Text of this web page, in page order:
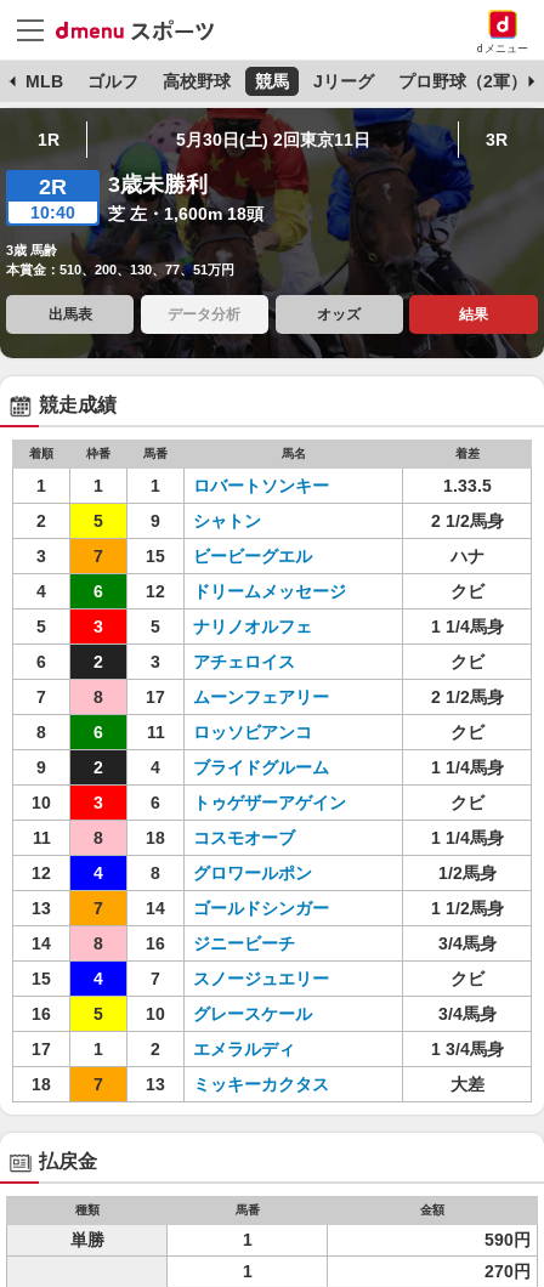
dメニュー
MLB ゴルフ 高校野球 競馬 Jリーグ プロ野球（2軍）
1R 5月30日(土) 2回東京11日 3R
2R
10:40
3歳未勝利
芝 左・1,600m 18頭
3歳 馬齢
本賞金：510、200、130、77、51万円
出馬表 データ分析 オッズ 結果
競走成績
着順 枠番 馬番 馬名 着差
1 1 1 ロバートソンキー
1.33.5
2
5 9 シャトン
2 1/2馬身
3
7 15 ビービーグエル
ハナ
4
6 12 ドリームメッセージ
クビ
5
3 5 ナリノオルフェ
1 1/4馬身
6
2 3 アチェロイス
クビ
7
8 17 ムーンフェアリー
2 1/2馬身
8
6 11 ロッソビアンコ
クビ
9
2 4 ブライドグルーム
1 1/4馬身
10
3 6 トゥゲザーアゲイン
クビ
11
8 18 コスモオーブ
1 1/4馬身
12
4 8 グロワールポン
1/2馬身
13
7 14 ゴールドシンガー
1 1/2馬身
14
8 16 ジニービーチ
3/4馬身
15
4 7 スノージュエリー
クビ
16
5 10 グレースケール
3/4馬身
17
1 2 エメラルディ
1 3/4馬身
18
7 13 ミッキーカクタス 大差
払戻金
種類 馬番 金額
単勝 1 590円
1
270円